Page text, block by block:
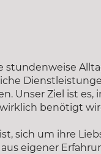
stundenweise
Unser Ziel ist es,
benötigt
sich um ihre
eigener